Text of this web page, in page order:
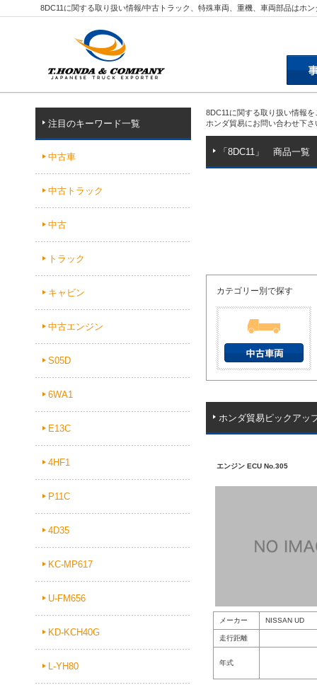
8DC11に関する取り扱い情報/中古トラック、特殊車両、重機、車両部品はホ
注目のキーワード一覧
中古車
中古トラック
中古
トラック
キャビン
中古エンジン
S05D
6WA1
E13C
4HF1
P11C
4D35
KC-MP617
U-FM656
KD-KCH40G
L-YH80
8DC11に関する取り扱い情報
ホンダ貿易にお問い合わせ下さ
「8DC11」 商品一覧
カテゴリー別で探す
ホンダ貿易ピックアッ
エンジン ECU No.305
メーカー NISSAN UD
走行距離
年式